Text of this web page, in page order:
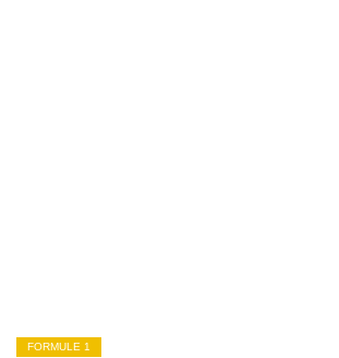
FORMULE 1